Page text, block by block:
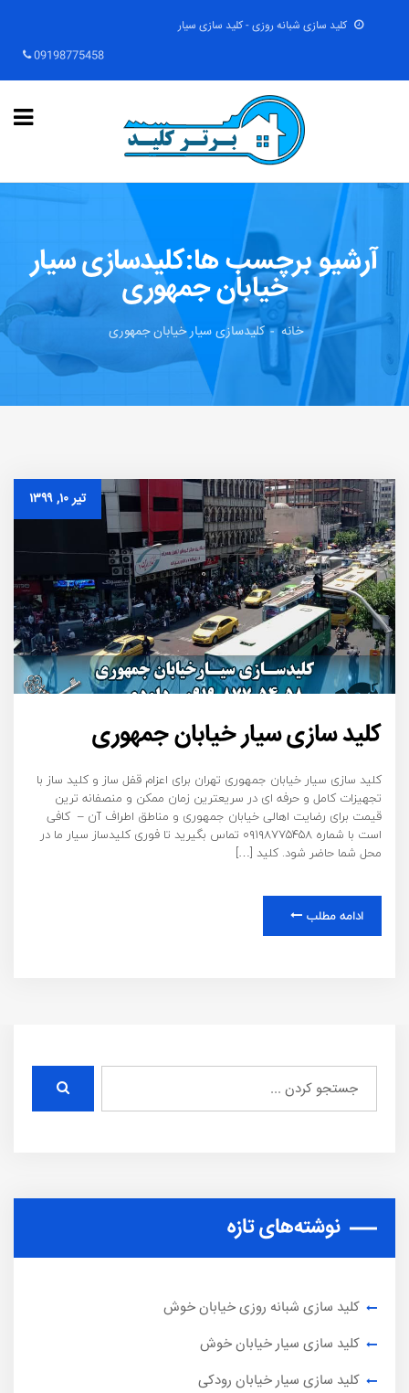
کلید سازی شبانه روزی - کلید سازی سیار
09198775458
آرشیو برچسب ها:کلیدسازی سیار
خیابان جمهوری
خانه کلیدسازی سیار خیابان جمهوری
تیر ۱۰, ۱۳۹۹
کلید سازی سیار خیابان جمهوری
کلید سازی سیار خیابان جمهوری تهران برای اعزام قفل ساز و کلید ساز با
تجهیزات کامل و حرفه ای در سریعترین زمان ممکن و منصفانه ترین
قیمت برای رضایت اهالی خیابان جمهوری و مناطق اطراف آن – کافی
است با شماره ۰۹۱۹۸۷۷۵۴۵۸ تماس بگیرید تا فوری کلیدساز سیار ما در
محل شما حاضر شود. کلید […]
ادامه مطلب
نوشته‌های تازه
کلید سازی شبانه روزی خیابان خوش
کلید سازی سیار خیابان خوش
کلید سازی سیار خیابان رودکی